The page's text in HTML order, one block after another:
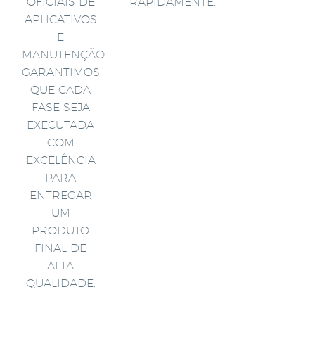
APLICATIVOS
E
MANUTENÇÃO.
GARANTIMOS
QUE CADA
FASE SEJA
EXECUTADA
COM
EXCELÊNCIA
PARA
ENTREGAR
UM
PRODUTO
FINAL DE
ALTA
QUALIDADE.